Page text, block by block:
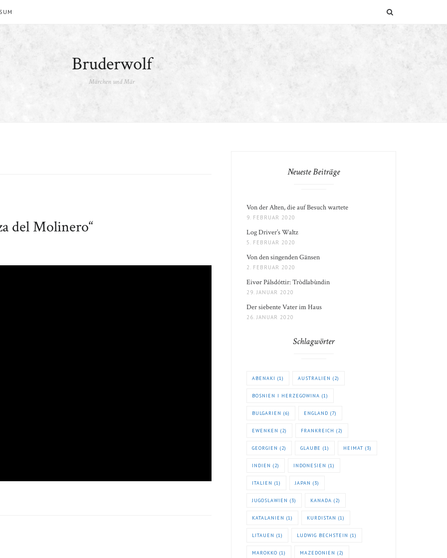
Bruderwolf
Märchen und Mär
del Molinero“
Neueste Beiträge
Von der Alten, die auf Besuch wartete
9. FEBRUAR 2020
Log Driver’s Waltz
5. FEBRUAR 2020
Von den singenden Gänsen
2. FEBRUAR 2020
Eivør Pálsdóttir: Tròdlabùndin
29. JANUAR 2020
Der siebente Vater im Haus
26. JANUAR 2020
Schlagwörter
ABENAKI (1) AUSTRALIEN (2)
BOSNIEN I HERZEGOWINA (1)
BULGARIEN (6) ENGLAND (7)
EWENKEN (2) FRANKREICH (2)
GEORGIEN (2) GLAUBE (1) HEIMAT (3)
INDIEN (2) INDONESIEN (1)
ITALIEN (1) JAPAN (3)
JUGOSLAWIEN (3) KANADA (2)
KATALANIEN (1) KURDISTAN (1)
LITAUEN (1) LUDWIG BECHSTEIN (1)
MAROKKO (1) MAZEDONIEN (2)